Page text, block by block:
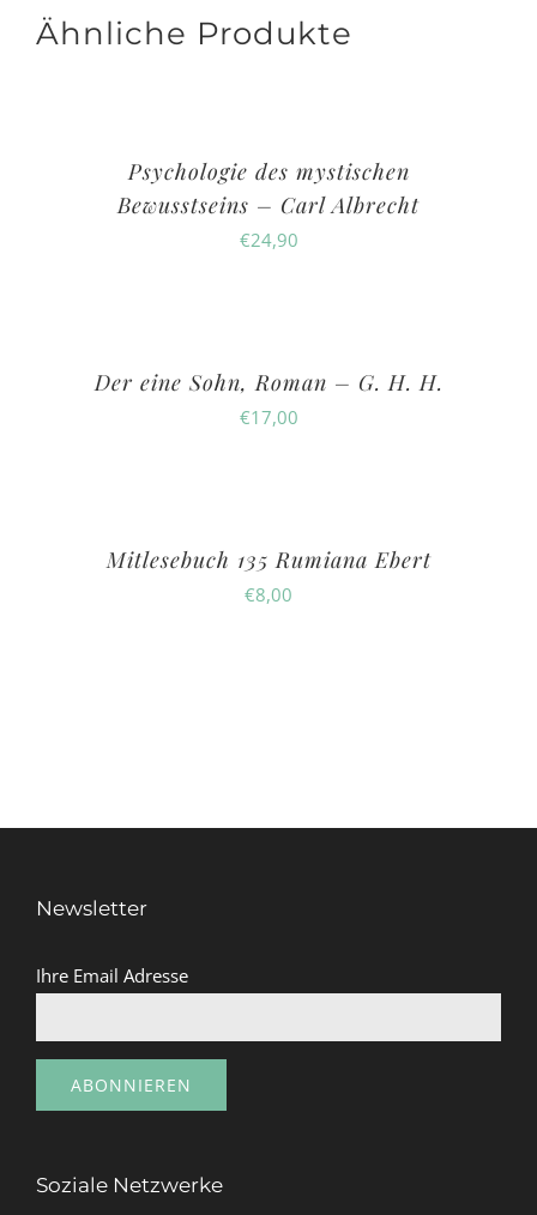
Ähnliche Produkte
Psychologie des mystischen
Bewusstseins – Carl Albrecht
€24,90
Der eine Sohn, Roman – G. H. H.
€17,00
Mitlesebuch 135 Rumiana Ebert
€8,00
Newsletter
Ihre Email Adresse
Soziale Netzwerke